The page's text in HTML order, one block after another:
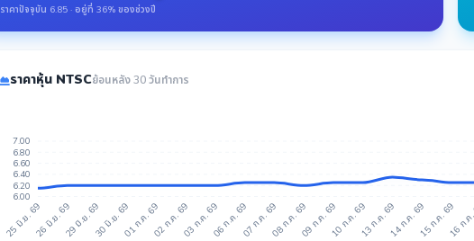
ราคาปัจจุบัน 6.85 · อยู่ที่ 36% ของช่วงปี
ราคาหุ้น NTSCย้อนหลัง 30 วันทำการ
7.00
6.80
6.60
6.40
6.20
6.00
25 มิ.ย. 6926 มิ.ย. 6929 มิ.ย. 6930 มิ.ย. 6901 ก.ค. 6902 ก.ค. 6903 ก.ค. 6906 ก.ค. 6907 ก.ค. 6908 ก.ค. 6909 ก.ค. 6910 ก.ค. 6913 ก.ค. 6914 ก.ค. 6915 ก.ค. 6916 ก